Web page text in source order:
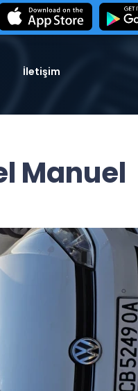
İletişim
Manuel